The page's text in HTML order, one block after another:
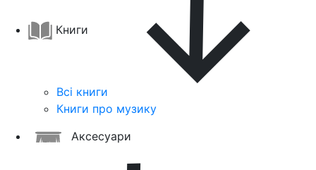
Книги
Всі книги
Книги про музику
Аксесуари